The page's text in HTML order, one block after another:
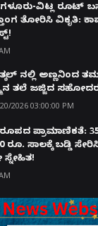
ವಿಟ್ಲ ರೂಟ್
ತೋರಿಸಿ ವಿಕೃತಿ:
ನಲ್ಲಿ ಅಣ್ಣನಿಂದ
ತಲೆ ಜಜ್ಜಿದ
2026 03:00:00 PM
ಪ್ರಾಮಾಣಿಕತೆ:
ರೂ. ಸಾಲಕ್ಕೆ ಬಡ್ಡಿ
ಸ್ನೇಹಿತ!